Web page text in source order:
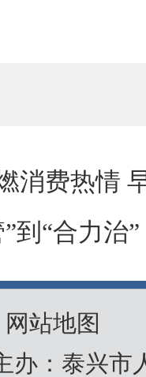
消费热情
”到“合力治
网站地图
办：泰兴市